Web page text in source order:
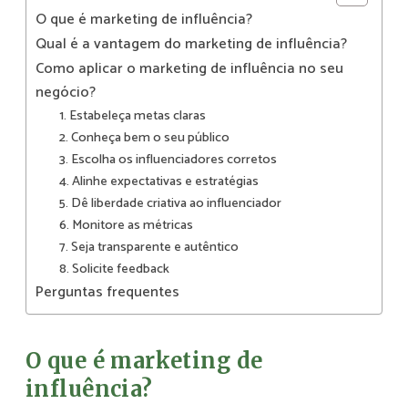
O que é marketing de influência?
Qual é a vantagem do marketing de influência?
Como aplicar o marketing de influência no seu
negócio?
1. Estabeleça metas claras
2. Conheça bem o seu público
3. Escolha os influenciadores corretos
4. Alinhe expectativas e estratégias
5. Dê liberdade criativa ao influenciador
6. Monitore as métricas
7. Seja transparente e autêntico
8. Solicite feedback
Perguntas frequentes
O que é marketing de
influência?